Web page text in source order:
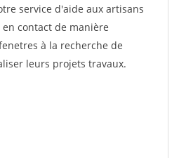
service d'aide aux artisans
contact de manière
à la recherche de
leurs projets travaux.